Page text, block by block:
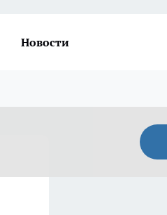
Новости